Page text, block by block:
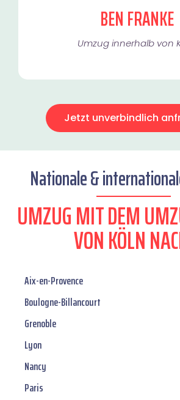
BEN FRANKE
Umzug innerhalb von
Jetzt unverbindlich
Nationale &
UMZUG MIT DEM
VON KÖLN
Aix-en-Provence
Boulogne-Billancourt
Grenoble
Lyon
Nancy
Paris